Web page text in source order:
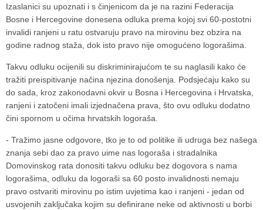
Izaslanici su upoznati i s činjenicom da je na razini Federacija
Bosne i Hercegovine donesena odluka prema kojoj svi 60-postotni
invalidi ranjeni u ratu ostvaruju pravo na mirovinu bez obzira na
godine radnog staža, dok isto pravo nije omogućeno logorašima.
Takvu odluku ocijenili su diskriminirajućom te su naglasili kako će
tražiti preispitivanje načina njezina donošenja. Podsjećaju kako su
do sada, kroz zakonodavni okvir u Bosna i Hercegovina i Hrvatska,
ranjeni i zatočeni imali izjednačena prava, što ovu odluku dodatno
čini spornom u očima hrvatskih logoraša.
- Tražimo jasne odgovore, tko je to od politike ili udruga bez našega
znanja sebi dao za pravo uime nas logoraša i stradalnika
Domovinskog rata donositi takvu odluku bez dogovora s nama
logorašima, odluku da logoraši sa 60 posto invalidnosti nemaju
pravo ostvariti mirovinu po istim uvjetima kao i ranjeni - jedan od
usvojenih zaključaka kojim su definirane neke od aktivnosti u borbi